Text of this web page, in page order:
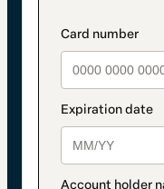
pagamento